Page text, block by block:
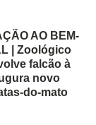
AO BEM-
| Zoológico
falcão à
novo
do-mato